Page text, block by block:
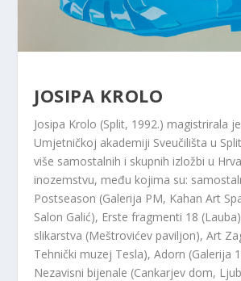
JOSIPA KROLO
Josipa Krolo (Split, 1992.) magistrirala
Umjetničkoj akademiji Sveučilišta u
više samostalnih i skupnih izložbi u
inozemstvu, među kojima su:
Postseason (Galerija PM, Kahan Art
Salon Galić), Erste fragmenti 18
slikarstva (Meštrovićev paviljon), Art
Tehnički muzej Tesla), Adorn (Galerija
Nezavisni bijenale (Cankarjev dom,